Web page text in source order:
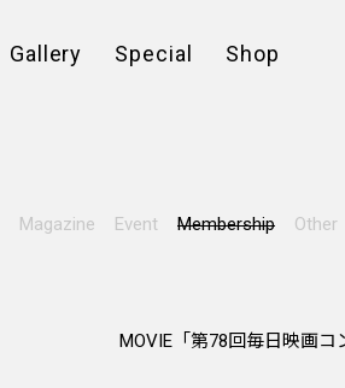
Gallery Special Shop
Magazine Event Membership Other
MOVIE「第78回毎日映画